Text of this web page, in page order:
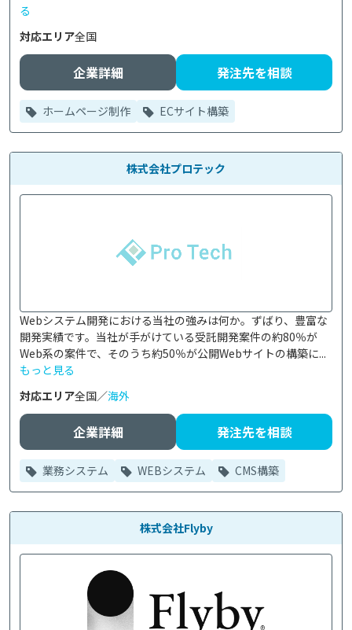
る
対応エリア全国
企業詳細 発注先を相談
ホームページ制作 ECサイト構築
株式会社プロテック
Webシステム開発における当社の強みは何か。ずばり、豊富な
開発実績です。当社が手がけている受託開発案件の約80％が
Web系の案件で、そのうち約50％が公開Webサイトの構築に...
もっと見る
対応エリア全国／海外
企業詳細 発注先を相談
業務システム WEBシステム CMS構築
株式会社Flyby